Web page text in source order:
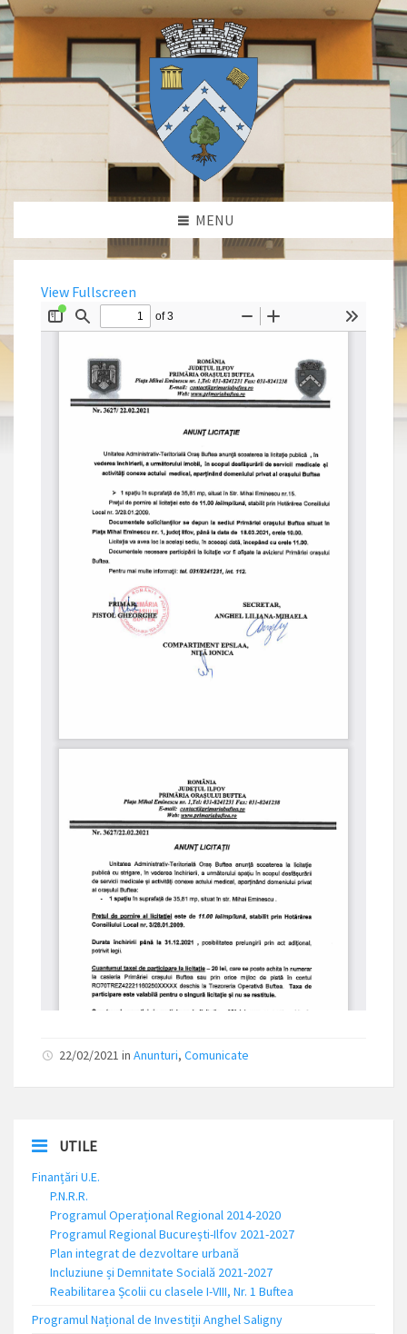
MENU
View Fullscreen
22/02/2021 in Anunturi, Comunicate
UTILE
Finanțări U.E.
P.N.R.R.
Programul Operațional Regional 2014-2020
Programul Regional București-Ilfov 2021-2027
Plan integrat de dezvoltare urbană
Incluziune și Demnitate Socială 2021-2027
Reabilitarea Școlii cu clasele I-VIII, Nr. 1 Buftea
Programul Național de Investiții Anghel Saligny